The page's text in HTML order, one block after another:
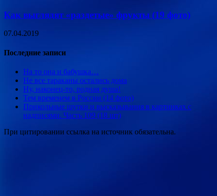
Как выглядят «раздетые» фрукты (19 фото)
07.04.2019
Последние записи
На то она и бабушка…
Не все тараканы остались дома
Ну, наконец-то, родная душа!
Тем временем в России (14 фото)
Прикольные шутки и высказывания в картинках с
надписями. Часть 109 (18 шт)
При цитировании ссылка на источник обязательна.